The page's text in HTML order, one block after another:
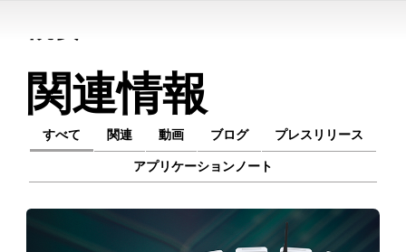
関連情報
すべて 関連 動画 ブログ
プレスリリース
アプリケーションノート